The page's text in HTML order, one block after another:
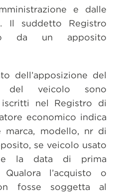
e dalle
Il suddetto Registro
da un apposito
dell’apposizione del
veicolo sono
iscritti nel Registro di
economico indica
marca, modello, nr di
se veicolo usato
la data di prima
Qualora l’acquisto o
fosse soggetta al